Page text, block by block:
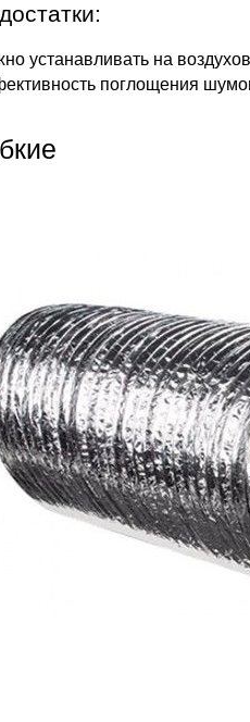
устанавливать на
поглощения